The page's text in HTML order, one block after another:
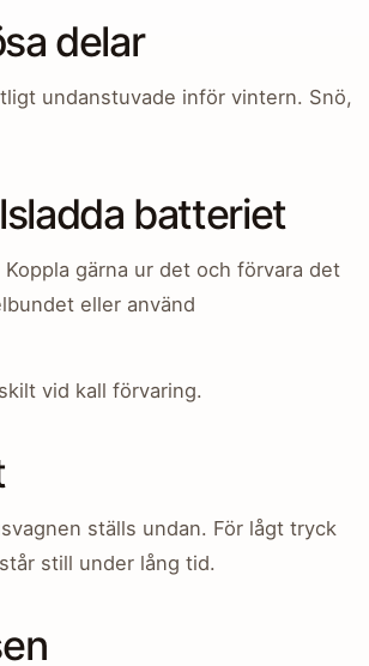
delar
undanstuvade inför vintern. Snö,
batteriet
gärna ur det och förvara det
eller använd
vid kall förvaring.
ställs undan. För lågt tryck
still under lång tid.